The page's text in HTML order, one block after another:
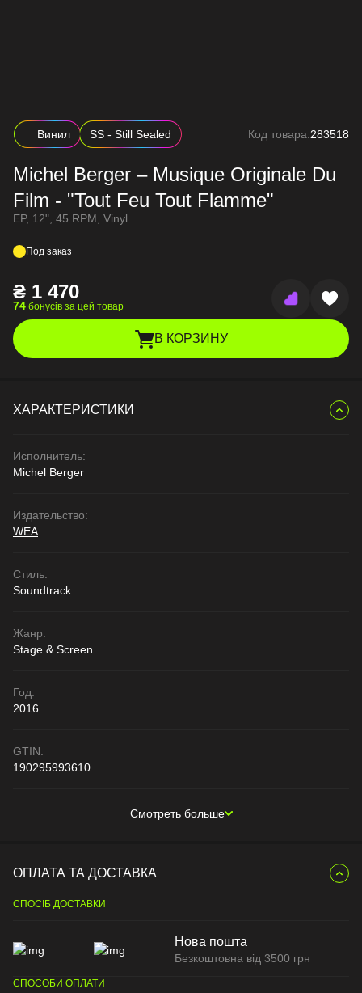
Винил SS - Still Sealed Код товара:283518
Michel Berger – Musique Originale Du
Film - "Tout Feu Tout Flamme"
EP, 12", 45 RPM, Vinyl
Под заказ
₴ 1 470
74 бонусів за цей товар
В КОРЗИНУ
ХАРАКТЕРИСТИКИ
Исполнитель:
Michel Berger
Издательство:
WEA
Стиль:
Soundtrack
Жанр:
Stage & Screen
Год:
2016
GTIN:
190295993610
Смотреть больше
ОПЛАТА ТА ДОСТАВКА
СПОСІБ ДОСТАВКИ
Нова пошта
Безкоштовна від 3500 грн
СПОСОБИ ОПЛАТИ